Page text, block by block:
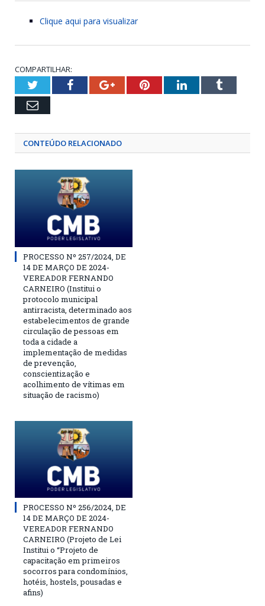
Clique aqui para visualizar
COMPARTILHAR:
TwitterFacebookGoogle+PinterestLinkedInTumblr
Email
CONTEÚDO RELACIONADO
PROCESSO Nº 257/2024, DE
14 DE MARÇO DE 2024-
VEREADOR FERNANDO
CARNEIRO (Institui o
protocolo municipal
antirracista, determinado aos
estabelecimentos de grande
circulação de pessoas em
toda a cidade a
implementação de medidas
de prevenção,
conscientização e
acolhimento de vítimas em
situação de racismo)
PROCESSO Nº 256/2024, DE
14 DE MARÇO DE 2024-
VEREADOR FERNANDO
CARNEIRO (Projeto de Lei
Institui o “Projeto de
capacitação em primeiros
socorros para condomínios,
hotéis, hostels, pousadas e
afins)